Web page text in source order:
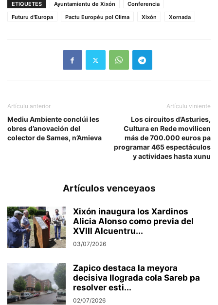
ETIQUETES Ayuntamientu de Xixón
Conferencia
Futuru d'Europa
Pactu Européu pol Clima Xixón Xornada
Artículu anterior
Mediu Ambiente conclúi les
obres d’anovación del
colector de Sames, n’Amieva
Artículu viniente
Los circuitos d’Asturies,
Cultura en Rede movilicen
más de 700.000 euros pa
programar 465 espectáculos
y actividaes hasta xunu
Artículos venceyaos
Xixón inaugura los Xardinos
Alicia Alonso como previa del
XVIII Alcuentru...
03/07/2026
Zapico destaca la meyora
decisiva llograda cola Sareb pa
resolver esti...
02/07/2026